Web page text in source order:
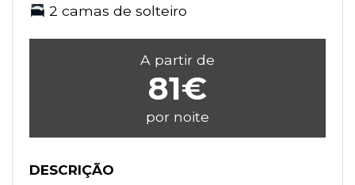
2 camas de solteiro
A partir de
81€
por noite
DESCRIÇÃO